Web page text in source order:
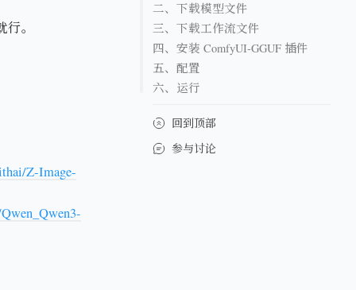
。
Z-Image-
二、下载模型文件
三、下载工作流文件
四、安装 ComfyUI-GGUF 插件
五、配置
六、运行
回到顶部
参与讨论